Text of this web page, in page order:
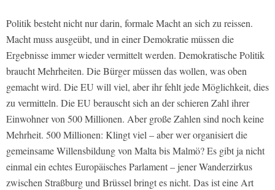
Politik besteht nicht nur darin, formale Macht an sich zu reissen.
Macht muss ausgeübt, und in einer Demokratie müssen die
Ergebnisse immer wieder vermittelt werden. Demokratische Politik
braucht Mehrheiten. Die Bürger müssen das wollen, was oben
gemacht wird. Die EU will viel, aber ihr fehlt jede Möglichkeit, dies
zu vermitteln. Die EU berauscht sich an der schieren Zahl ihrer
Einwohner von 500 Millionen. Aber große Zahlen sind noch keine
Mehrheit. 500 Millionen: Klingt viel – aber wer organisiert die
gemeinsame Willensbildung von Malta bis Malmö? Es gibt ja nicht
einmal ein echtes Europäisches Parlament – jener Wanderzirkus
zwischen Straßburg und Brüssel bringt es nicht. Das ist eine Art